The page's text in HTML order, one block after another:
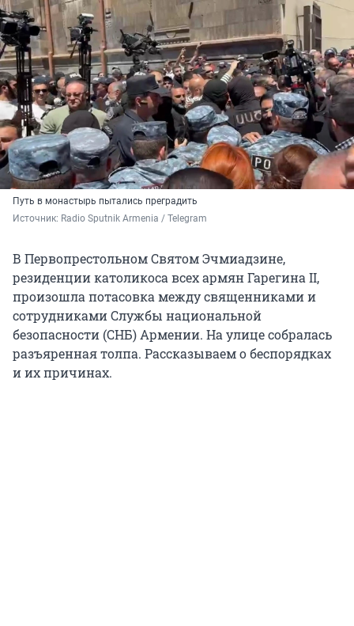
Путь в монастырь пытались преградить
Источник: Radio Sputnik Armenia / Telegram
В Первопрестольном Святом Эчмиадзине,
резиденции католикоса всех армян Гарегина II,
произошла потасовка между священниками и
сотрудниками Службы национальной
безопасности (СНБ) Армении. На улице собралась
разъяренная толпа. Рассказываем о беспорядках
и их причинах.